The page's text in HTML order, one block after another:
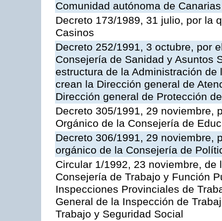
Comunidad autónoma de Canarias
Decreto 173/1989, 31 julio, por la
Casinos
Decreto 252/1991, 3 octubre, por
Consejería de Sanidad y Asuntos
estructura de la Administración
crean la Dirección general de
Dirección general de Protección
Decreto 305/1991, 29 noviembre,
Orgánico de la Consejería de
Decreto 306/1991, 29 noviembre,
orgánico de la Consejería de
Circular 1/1992, 23 noviembre,
Consejería de Trabajo y Función
Inspecciones Provinciales de
General de la Inspección de
Trabajo y Seguridad Social